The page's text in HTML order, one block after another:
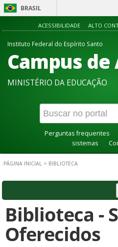
BRASIL
ACESSIBILIDADE ALTO
Instituto Federal do Espírito Santo
Campus
MINISTÉRIO DA EDUCAÇÃO
Perguntas frequentes
sistemas
PÁGINA INICIAL > BIBLIOTECA
Biblioteca -
Oferecidos